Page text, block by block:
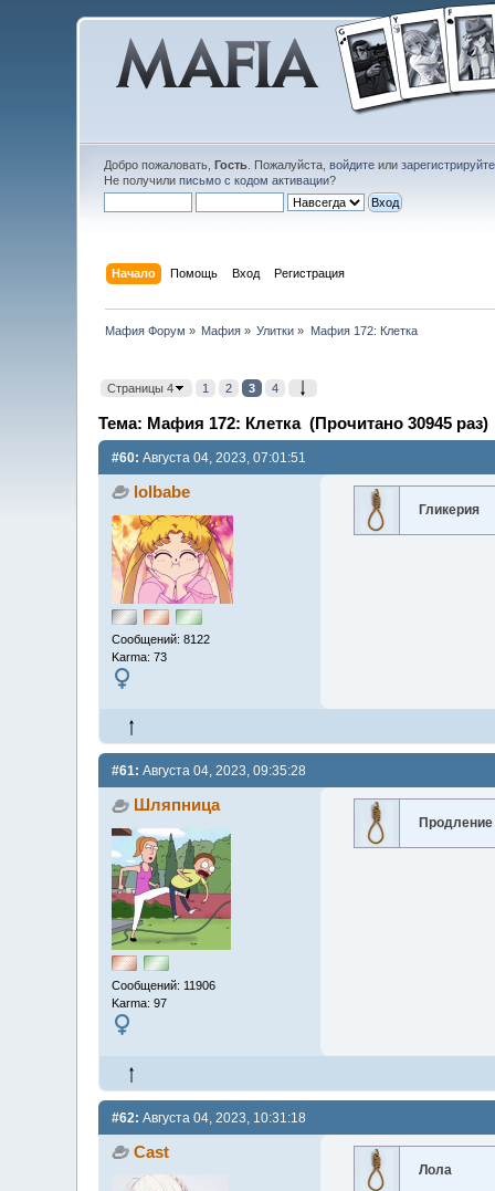
Добро пожаловать, Гость. Пожалуйста, войдитеили
Не получили письмо с кодом активации?
Начало Помощь Вход Регистрация
Мафия Форум » Мафия » Улитки » Мафия 172: Клетка
Страницы 4 1 2 3 4
Тема: Мафия 172: Клетка (Прочитано 30945 раз)
#60: Августа 04, 2023, 07:01:51
lolbabe
Сообщений: 8122
Karma: 73
Гликерия
#61: Августа 04, 2023, 09:35:28
Шляпница
Сообщений: 11906
Karma: 97
Продление
#62: Августа 04, 2023, 10:31:18
Cast
Лола